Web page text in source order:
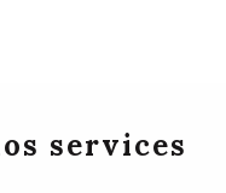
services